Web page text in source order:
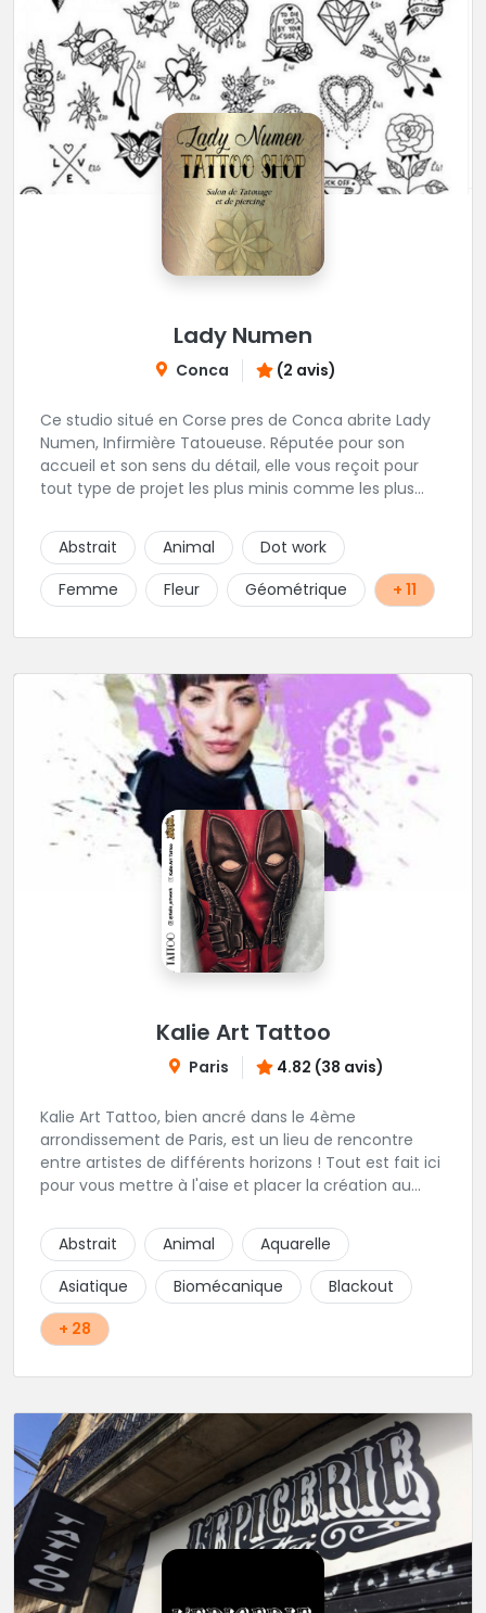
Lady Numen
Conca (2 avis)
Ce studio situé en Corse pres de Conca abrite Lady
Numen, Infirmière Tatoueuse. Réputée pour son
accueil et son sens du détail, elle vous reçoit pour
tout type de projet les plus minis comme les plus
Abstrait
Animal
Dot work
Femme
Fleur Géométrique + 11
Kalie Art Tattoo
Paris 4.82 (38 avis)
Kalie Art Tattoo, bien ancré dans le 4ème
arrondissement de Paris, est un lieu de rencontre
entre artistes de différents horizons ! Tout est fait ici
pour vous mettre à l'aise et placer la création au
Abstrait
Animal
Aquarelle
Asiatique
Biomécanique
Blackout
+ 28